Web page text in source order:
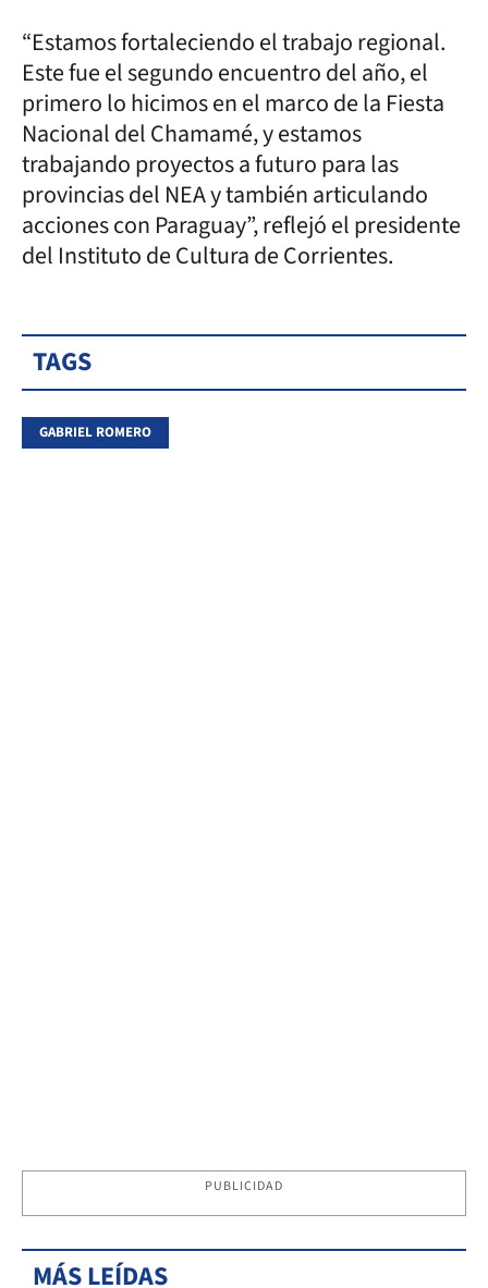
“Estamos fortaleciendo el trabajo regional.
Este fue el segundo encuentro del año, el
primero lo hicimos en el marco de la Fiesta
Nacional del Chamamé, y estamos
trabajando proyectos a futuro para las
provincias del NEA y también articulando
acciones con Paraguay”, reflejó el presidente
del Instituto de Cultura de Corrientes.
TAGS
GABRIEL ROMERO
PUBLICIDAD
MÁS LEÍDAS